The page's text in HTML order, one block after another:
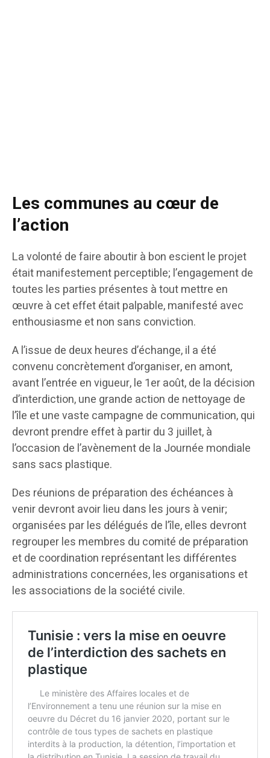
Les communes au cœur de
l’action
La volonté de faire aboutir à bon escient le projet
était manifestement perceptible; l’engagement de
toutes les parties présentes à tout mettre en
œuvre à cet effet était palpable, manifesté avec
enthousiasme et non sans conviction.
A l’issue de deux heures d’échange, il a été
convenu concrètement d’organiser, en amont,
avant l’entrée en vigueur, le 1er août, de la décision
d’interdiction, une grande action de nettoyage de
l’île et une vaste campagne de communication, qui
devront prendre effet à partir du 3 juillet, à
l’occasion de l’avènement de la Journée mondiale
sans sacs plastique.
Des réunions de préparation des échéances à
venir devront avoir lieu dans les jours à venir;
organisées par les délégués de l’île, elles devront
regrouper les membres du comité de préparation
et de coordination représentant les différentes
administrations concernées, les organisations et
les associations de la société civile.